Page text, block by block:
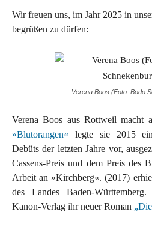
Wir freuen uns, im Jahr 2025 in
begrüßen zu dürfen:
Verena Boos (Foto: Bodo
Verena Boos aus Rottweil macht
»Blutorangen« legte sie 2015
Debüts der letzten Jahre vor,
Cassens-Preis und dem Preis des
Arbeit an »Kirchberg«. (2017)
des Landes Baden-
Kanon-Verlag ihr neuer Roman